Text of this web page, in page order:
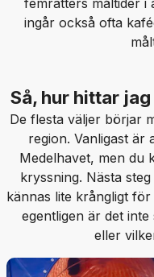
femrätters måltider i
ingår också ofta
Så, hur hittar
De flesta väljer börjar
region. Vanligast är
Medelhavet, men du
kryssning. Nästa
kännas lite krångligt
egentligen är det
eller